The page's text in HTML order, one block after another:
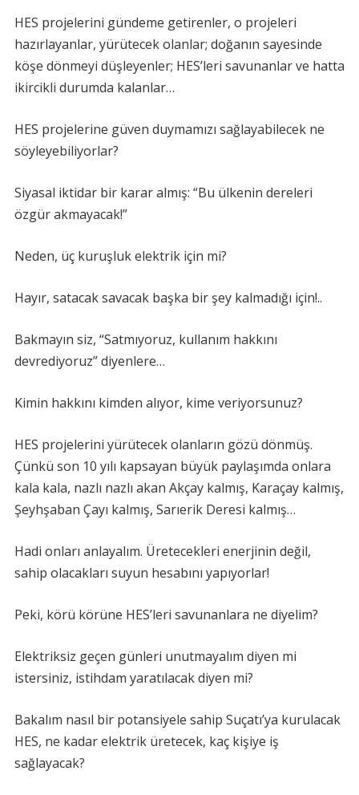
HES projelerini gündeme getirenler, o projeleri
hazırlayanlar, yürütecek olanlar; doğanın sayesinde
köşe dönmeyi düşleyenler; HES’leri savunanlar ve hatta
ikircikli durumda kalanlar…
HES projelerine güven duymamızı sağlayabilecek ne
söyleyebiliyorlar?
Siyasal iktidar bir karar almış: “Bu ülkenin dereleri
özgür akmayacak!”
Neden, üç kuruşluk elektrik için mi?
Hayır, satacak savacak başka bir şey kalmadığı için!..
Bakmayın siz, “Satmıyoruz, kullanım hakkını
devrediyoruz” diyenlere…
Kimin hakkını kimden alıyor, kime veriyorsunuz?
HES projelerini yürütecek olanların gözü dönmüş.
Çünkü son 10 yılı kapsayan büyük paylaşımda onlara
kala kala, nazlı nazlı akan Akçay kalmış, Karaçay kalmış,
Şeyhşaban Çayı kalmış, Sarıerik Deresi kalmış…
Hadi onları anlayalım. Üretecekleri enerjinin değil,
sahip olacakları suyun hesabını yapıyorlar!
Peki, körü körüne HES’leri savunanlara ne diyelim?
Elektriksiz geçen günleri unutmayalım diyen mi
istersiniz, istihdam yaratılacak diyen mi?
Bakalım nasıl bir potansiyele sahip Suçatı’ya kurulacak
HES, ne kadar elektrik üretecek, kaç kişiye iş
sağlayacak?